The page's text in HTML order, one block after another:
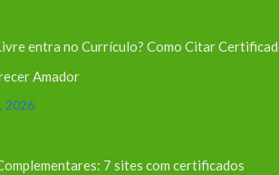
entra no Currículo? Como Citar
Amador
2026
7 sites com certificados